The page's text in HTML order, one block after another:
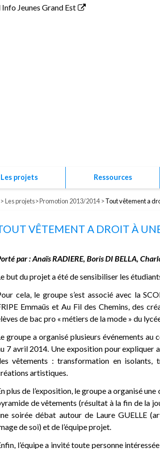
Jeunes Grand Est
Les projets Ressources
Les projets Promotion 2013/2014 Tout vêtement a
VÊTEMENT A DROIT À
par : Anaïs RADIERE, Boris DI BELLA,
but du projet a été de sensibiliser les
cela, le groupe s’est associé avec la
Emmaüs et Au Fil des Chemins, des
de bac pro « métiers de la mode » du
groupe a organisé plusieurs événements
7 avril 2014. Une exposition pour expliquer
vêtements : transformation en isolants,
artistiques.
plus de l’exposition, le groupe a organisé
de vêtements (résultat à la fin de la
soirée débat autour de Laure GUELLE
de soi) et de l’équipe projet.
l’équipe a invité toute personne